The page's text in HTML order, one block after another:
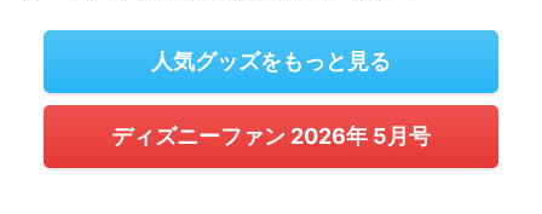
人気グッズをもっと見る
ディズニーファン 2026年 5月号